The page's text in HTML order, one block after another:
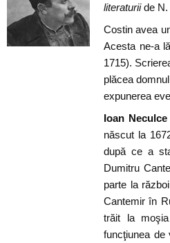
literaturiide N.
Costin avea
Acesta ne-a
1715).
plăcea
expunerea
Ioan Neculce
născut la
după ce a
Dumitru
parte la
Cantemir în
trăit la
funcţiunea de